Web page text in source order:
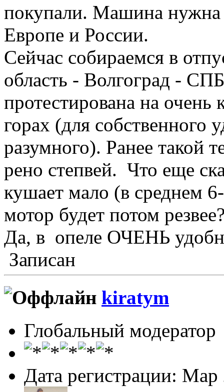
покупали. Машина нужна
Европе и России.
Сейчас собираемся в
область - Волгоград -
протестирована на
горах (для собственного
разумного). Ранее такой
рено степвей. Что еще
кушает мало (в среднем
мотор будет потом
Да, в опеле ОЧЕНЬ
Записан
kiratym
Глобальный модератор
Дата регистрации: Мар